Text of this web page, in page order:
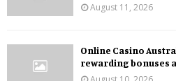
August 11, 2026
Online Casino
rewarding bonuses